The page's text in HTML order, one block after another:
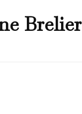
Brelier